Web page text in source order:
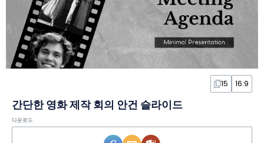
15 16:9
간단한 영화 제작 회의 안건 슬라이드
다운로드